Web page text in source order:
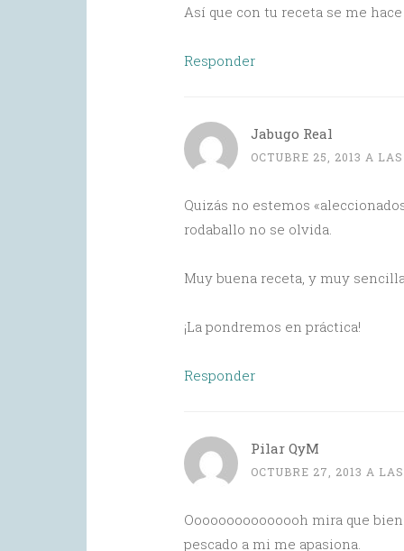
Así que con tu receta se me hace
Responder
Jabugo Real
OCTUBRE 25, 2013 A
Quizás no estemos
rodaballo no se olvida.
Muy buena receta, y muy
¡La pondremos en práctica!
Responder
Pilar QyM
OCTUBRE 27, 2013 A
Ooooooooooooooh mira que
pescado a mi me apasiona.